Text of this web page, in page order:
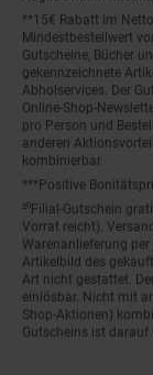
**15€ Rabatt im
Mindestbestellwert
Gutscheine, Bücher
gekennzeichnete
Abholservices. Der
Online-Shop-
pro Person und
anderen
kombinierbar.
***Positive
²⁰Filial-Gutschein
Vorrat reicht).
Warenanlieferung
Artikelbild des
Art nicht gestattet.
einlösbar. Nicht mit
Shop-Aktionen)
Gutscheins ist darauf